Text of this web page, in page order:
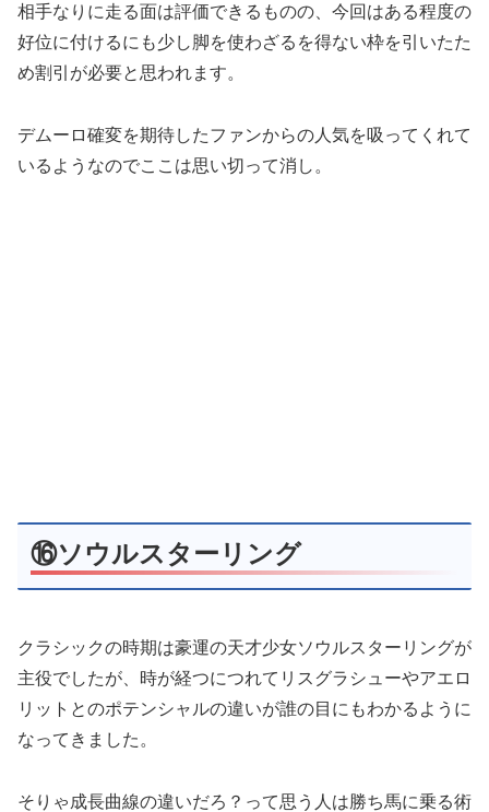
相手なりに走る面は評価できるものの、今回はある程度の
好位に付けるにも少し脚を使わざるを得ない枠を引いたた
め割引が必要と思われます。
デムーロ確変を期待したファンからの人気を吸ってくれて
いるようなのでここは思い切って消し。
⑯ソウルスターリング
クラシックの時期は豪運の天才少女ソウルスターリングが
主役でしたが、時が経つにつれてリスグラシューやアエロ
リットとのポテンシャルの違いが誰の目にもわかるように
なってきました。
そりゃ成長曲線の違いだろ？って思う人は勝ち馬に乗る術